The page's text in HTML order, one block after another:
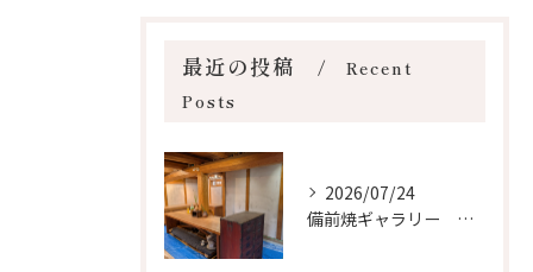
最近の投稿
Recent
Posts
2026/07/24
備前焼ギャラリー 塗り替え現場